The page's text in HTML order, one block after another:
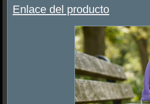
Enlace del producto